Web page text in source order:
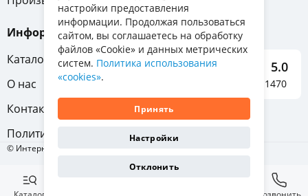
Информация
Каталог мебели
О нас
Контакты
Политика конфиденциальности
5.0
Отзывы о нас 1470
© Интернет-магазин «Отличная мебель», 2011-2026
настройки предоставления
информации. Продолжая пользоваться
сайтом, вы соглашаетесь на обработку
файлов «Cookie» и данных метрических
систем. Политика использования
«cookies».
Принять
Настройки
Отклонить